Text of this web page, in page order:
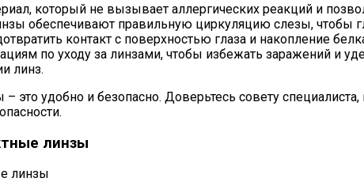
который не вызывает аллергических реакций и
обеспечивают правильную циркуляцию слезы,
контакт с поверхностью глаза и накопление
по уходу за линзами, чтобы избежать заражений и
линз.
это удобно и безопасно. Доверьтесь совету
линзы